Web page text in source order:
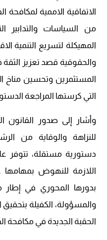
الاتفاقية الاممية
من السياسات والتدابير
المهيكلة لتسريع التنمية
والحقوقية قصد تعزيز
المستثمرين وتحسين مناخ
التي كرستها المراجعة
وأشار إلى صدور القانون
للنزاهة والوقاية من
دستورية مستقلة، تتوفر
اللازمة للنهوض بمهامها
بدورها المحوري في إطار
والمسؤولة، الكفيلة بتحقيق
الحقبة الجديدة في مكافحة